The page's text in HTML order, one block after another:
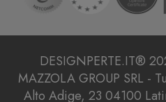
DESIGNPERTE.IT®
MAZZOLA GROUP SRL -
Alto Adige, 23 04100